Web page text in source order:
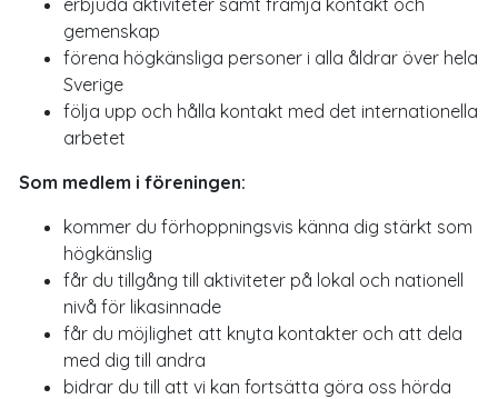
gemenskap
förena högkänsliga personer i alla åldrar över hela
Sverige
följa upp och hålla kontakt med det internationella
arbetet
Som medlem i föreningen:
kommer du förhoppningsvis känna dig stärkt som
högkänslig
får du tillgång till aktiviteter på lokal och nationell
nivå för likasinnade
får du möjlighet att knyta kontakter och att dela
med dig till andra
bidrar du till att vi kan fortsätta göra oss hörda